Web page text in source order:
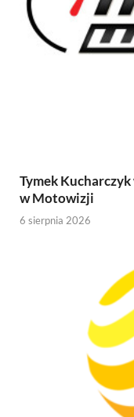
Tymek
w Motowizji
6 sierpnia 2026